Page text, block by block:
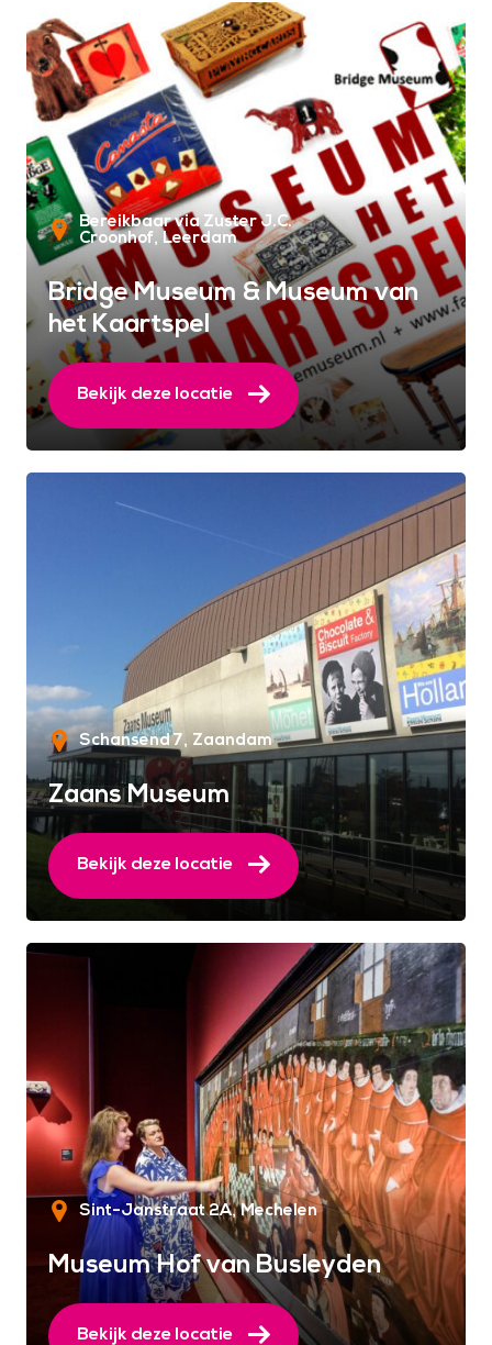
Bereikbaar via Zuster J.C.
Croonhof Leerdam
Bridge Museum & Museum van
het Kaartspel
Bekijk deze locatie
Schansend 7 Zaandam
Zaans Museum
Bekijk deze locatie
Sint-Janstraat 2A Mechelen
Museum Hof van Busleyden
Bekijk deze locatie